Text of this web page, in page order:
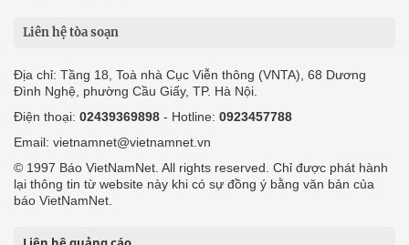
Liên hệ tòa soạn
Địa chỉ: Tầng 18, Toà nhà Cục Viễn thông (VNTA), 68 Dương
Đình Nghệ, phường Cầu Giấy, TP. Hà Nội.
Điện thoại: 02439369898 - Hotline: 0923457788
Email: vietnamnet@vietnamnet.vn
© 1997 Báo VietNamNet. All rights reserved. Chỉ được phát hành
lại thông tin từ website này khi có sự đồng ý bằng văn bản của
báo VietNamNet.